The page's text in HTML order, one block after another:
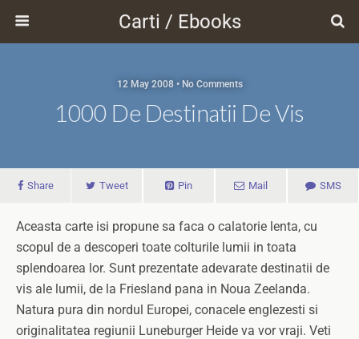
Carti / Ebooks
12 May 2008 • No Comments
1000 De Destinatii De Vis
Share Tweet Pin Mail SMS
Aceasta carte isi propune sa faca o calatorie lenta, cu
scopul de a descoperi toate colturile lumii in toata
splendoarea lor. Sunt prezentate adevarate destinatii de
vis ale lumii, de la Friesland pana in Noua Zeelanda.
Natura pura din nordul Europei, conacele englezesti si
originalitatea regiunii Luneburger Heide va vor vraji. Veti